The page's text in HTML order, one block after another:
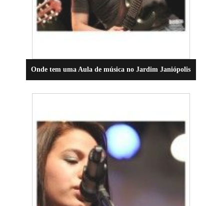
Onde tem uma Aula de música no Jardim Janiópolis